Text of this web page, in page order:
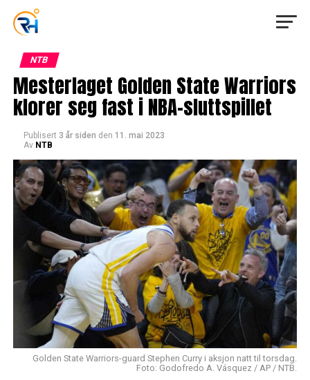
NTB
Mesterlaget Golden State Warriors
klorer seg fast i NBA-sluttspillet
Publisert 3 år siden den 11. mai 2023
Av NTB
Golden State Warriors-guard Stephen Curry i aksjon natt til torsdag.
Foto: Godofredo A. Vásquez / AP / NTB.